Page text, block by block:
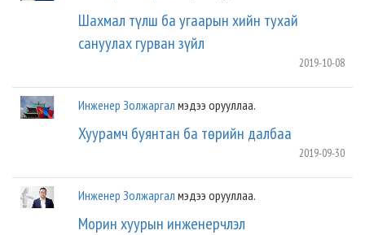
Шахмал түлш ба угаарын хийн тухай
сануулах гурван зүйл
2019-10-08
Инженер Золжаргал мэдээ орууллаа.
Хуурамч буянтан ба төрийн далбаа
2019-09-30
Инженер Золжаргал мэдээ орууллаа.
Морин хуурын инженерчлэл